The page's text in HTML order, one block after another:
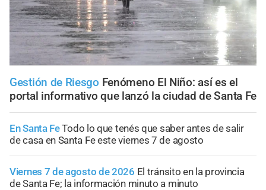
Gestión de Riesgo Fenómeno El Niño: así es el
portal informativo que lanzó la ciudad de Santa Fe
En Santa FeTodo lo que tenés que saber antes de salir
de casa en Santa Fe este viernes 7 de agosto
Viernes 7 de agosto de 2026 El tránsito en la provincia
de Santa Fe; la información minuto a minuto